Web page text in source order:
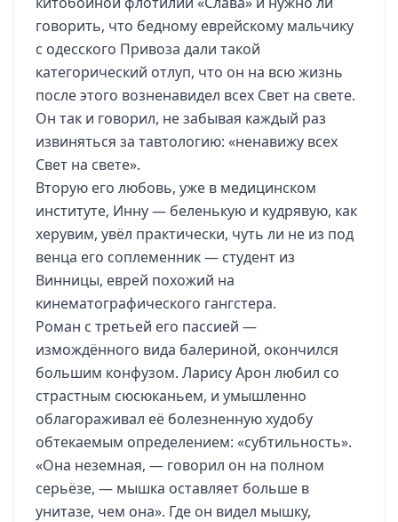
говорить, что бедному еврейскому мальчику
с одесского Привоза дали такой
категорический отлуп, что он на всю жизнь
после этого возненавидел всех Свет на свете.
Он так и говорил, не забывая каждый раз
извиняться за тавтологию: «ненавижу всех
Свет на свете».
Вторую его любовь, уже в медицинском
институте, Инну — беленькую и кудрявую, как
херувим, увёл практически, чуть ли не из под
венца его соплеменник — студент из
Винницы, еврей похожий на
кинематографического гангстера.
Роман с третьей его пассией —
измождённого вида балериной, окончился
большим конфузом. Ларису Арон любил со
страстным сюсюканьем, и умышленно
облагораживал её болезненную худобу
обтекаемым определением: «субтильность».
«Она неземная, — говорил он на полном
серьёзе, — мышка оставляет больше в
унитазе, чем она». Где он видел мышку,